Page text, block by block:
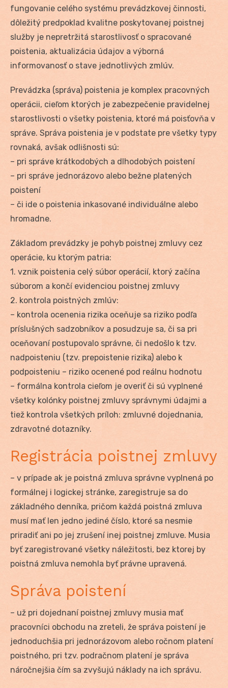
fungovanie celého systému prevádzkovej činnosti,
dôležitý predpoklad kvalitne poskytovanej poistnej
služby je nepretržitá starostlivosť o spracované
poistenia, aktualizácia údajov a výborná
informovanosť o stave jednotlivých zmlúv.
Prevádzka (správa) poistenia je komplex pracovných
operácii, cieľom ktorých je zabezpečenie pravidelnej
starostlivosti o všetky poistenia, ktoré má poisťovňa v
správe. Správa poistenia je v podstate pre všetky typy
rovnaká, avšak odlišnosti sú:
– pri správe krátkodobých a dlhodobých poistení
– pri správe jednorázovo alebo bežne platených
poistení
– či ide o poistenia inkasované individuálne alebo
hromadne.
Základom prevádzky je pohyb poistnej zmluvy cez
operácie, ku ktorým patria:
1. vznik poistenia celý súbor operácií, ktorý začína
súborom a končí evidenciou poistnej zmluvy
2. kontrola poistných zmlúv:
– kontrola ocenenia rizika oceňuje sa riziko podľa
príslušných sadzobníkov a posudzuje sa, či sa pri
oceňovaní postupovalo správne, či nedošlo k tzv.
nadpoisteniu (tzv. prepoistenie rizika) alebo k
podpoisteniu – riziko ocenené pod reálnu hodnotu
– formálna kontrola cieľom je overiť či sú vyplnené
všetky kolónky poistnej zmluvy správnymi údajmi a
tiež kontrola všetkých príloh: zmluvné dojednania,
zdravotné dotazníky.
Registrácia poistnej zmluvy
– v prípade ak je poistná zmluva správne vyplnená po
formálnej i logickej stránke, zaregistruje sa do
základného denníka, pričom každá poistná zmluva
musí mať len jedno jediné číslo, ktoré sa nesmie
priradiť ani po jej zrušení inej poistnej zmluve. Musia
byť zaregistrované všetky náležitosti, bez ktorej by
poistná zmluva nemohla byť právne upravená.
Správa poistení
– už pri dojednaní poistnej zmluvy musia mať
pracovníci obchodu na zreteli, že správa poistení je
jednoduchšia pri jednorázovom alebo ročnom platení
poistného, pri tzv. podračnom platení je správa
náročnejšia čím sa zvyšujú náklady na ich správu.